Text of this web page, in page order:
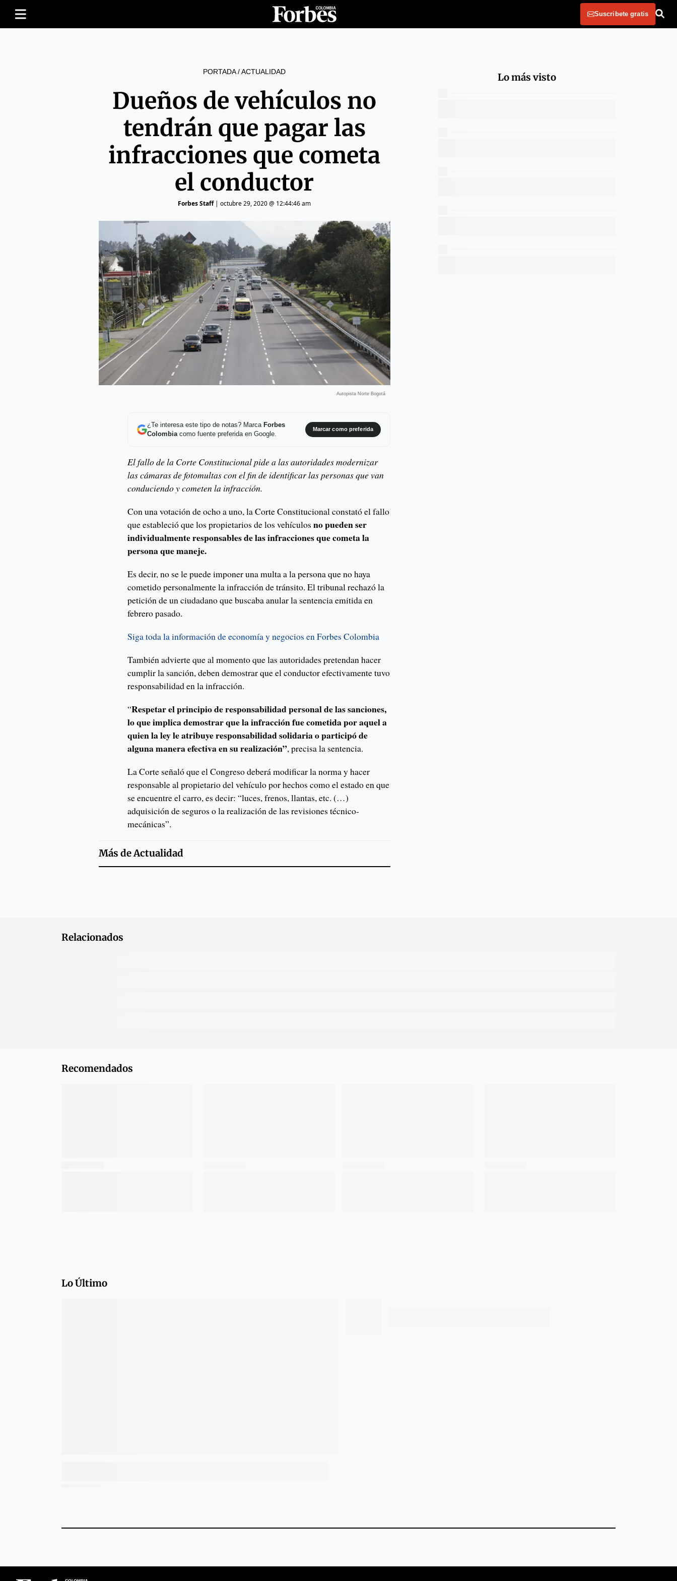
Suscribete gratis
PORTADA/ACTUALIDAD
Dueños de vehículos no
tendrán que pagar las
infracciones que cometa
el conductor
Forbes Staff| octubre 29, 2020 @ 12:44:46 am
Autopista Norte Bogotá
¿Te interesa este tipo de notas? Marca Forbes
Colombiacomo fuente preferida en Google.
Marcar como preferida
El fallo de la Corte Constitucional pide a las autoridades modernizar
las cámaras de fotomultas con el fin de identificar las personas que van
conduciendo y cometen la infracción.
Con una votación de ocho a uno, la Corte Constitucional constató el fallo
que estableció que los propietarios de los vehículosno pueden ser
individualmente responsables de las infracciones que cometa la
persona que maneje.
Es decir, no se le puede imponer una multa a la persona que no haya
cometido personalmente la infracción de tránsito. El tribunal rechazó la
petición de un ciudadano que buscaba anular la sentencia emitida en
febrero pasado.
Siga toda la información de economía y negocios en Forbes Colombia
También advierte que al momento que las autoridades pretendan hacer
cumplir la sanción, deben demostrar que el conductor efectivamente tuvo
responsabilidad en la infracción.
“Respetar el principio de responsabilidad personal de las sanciones,
lo que implica demostrar que la infracción fue cometida por aquel a
quien la ley le atribuye responsabilidad solidaria o participó de
alguna manera efectiva en su realización”, precisa la sentencia.
La Corte señaló que el Congreso deberá modificar la norma y hacer
responsable al propietario del vehículo por hechos como el estado en que
se encuentre el carro, es decir: “luces, frenos, llantas, etc. (…)
adquisición de seguros o la realización de las revisiones técnico-
mecánicas”.
Más deActualidad
Lo más visto
Relacionados
Recomendados
Lo Último